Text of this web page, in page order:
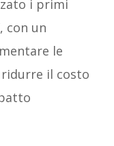
i primi
con un
le
il costo